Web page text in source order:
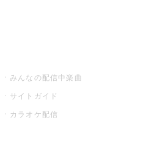
みんなの配信中楽曲
サイトガイド
カラオケ配信